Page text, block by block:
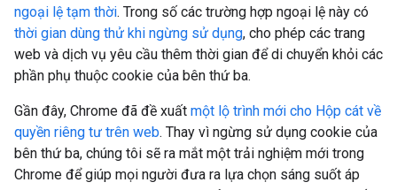
ngoại lệ tạm thời. Trong số các trường hợp ngoại lệ này có
thời gian dùng thử khi ngừng sử dụng, cho phép các trang
web và dịch vụ yêu cầu thêm thời gian để di chuyển khỏi các
phần phụ thuộc cookie của bên thứ ba.
Gần đây, Chrome đã đề xuất một lộ trình mới cho Hộp cát về
quyền riêng tư trên web. Thay vì ngừng sử dụng cookie của
bên thứ ba, chúng tôi sẽ ra mắt một trải nghiệm mới trong
Chrome để giúp mọi người đưa ra lựa chọn sáng suốt áp